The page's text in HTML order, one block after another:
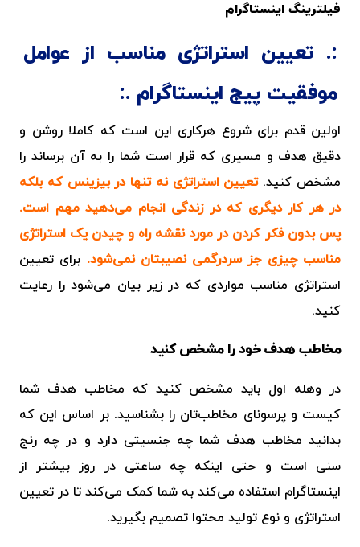
فیلترینگ اینستاگرام
تعیین استراتژی مناسب از عوامل
موفقیت پیج اینستاگرام
اولین قدم برای شروع هرکاری این است که کاملا روشن و
دقیق هدف و مسیری که قرار است شما را به آن برساند را
مشخص کنید. تعیین استراتژی نه تنها در بیزینس که بلکه
در هر کار دیگری که در زندگی انجام می‌دهید مهم است.
پس بدون فکر کردن در مورد نقشه راه و چیدن یک استراتژی
مناسب چیزی جز سردرگمی نصیبتان نمی‌شود. برای تعیین
استراتژی مناسب مواردی که در زیر بیان می‌شود را رعایت
کنید.
مخاطب هدف خود را مشخص کنید
در وهله اول باید مشخص کنید که مخاطب هدف شما
کیست و پرسونای مخاطب‌تان را بشناسید. بر اساس این که
بدانید مخاطب هدف شما چه جنسیتی دارد و در چه رنج
سنی است و حتی اینکه چه ساعتی در روز بیشتر از
اینستاگرام استفاده می‌کند به شما کمک می‌کند تا در تعیین
استراتژی و نوع تولید محتوا تصمیم بگیرید.